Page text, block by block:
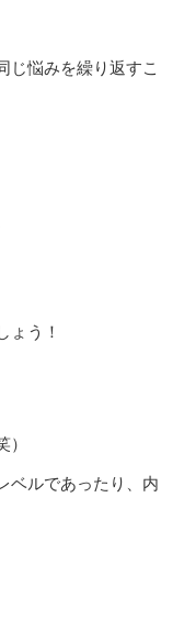
じ悩みを繰り返すこ
ょう！
ベルであったり、内